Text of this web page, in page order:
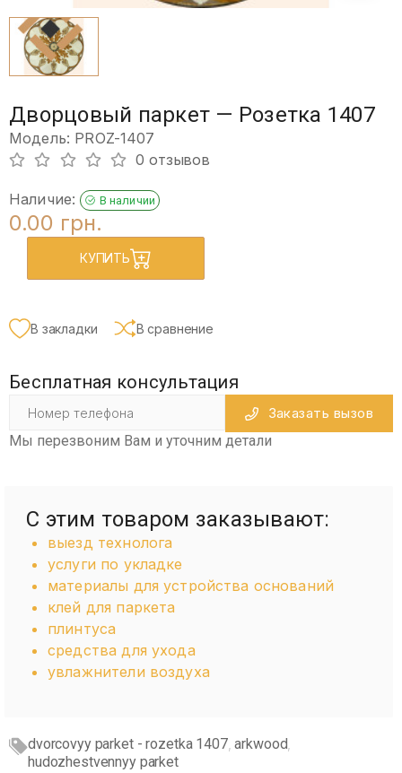
Дворцовый паркет — Розетка 1407
Модель: PROZ-1407
0 отзывов
Наличие: В наличии
0.00 грн.
КУПИТЬ
В закладки В сравнение
Бесплатная консультация
Заказать вызов
Мы перезвоним Вам и уточним детали
С этим товаром заказывают:
выезд технолога
услуги по укладке
материалы для устройства оснований
клей для паркета
плинтуса
средства для ухода
увлажнители воздуха
dvorcovyy parket - rozetka 1407,arkwood
hudozhestvennyy parket